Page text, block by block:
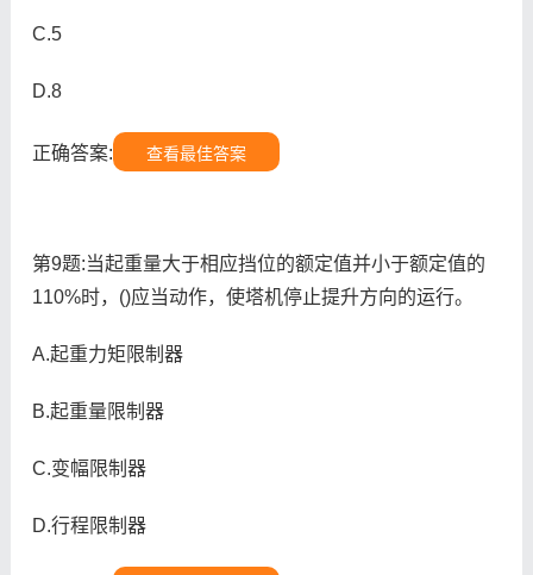
C.5
D.8
正确答案: 查看最佳答案
第9题:当起重量大于相应挡位的额定值并小于额定值的
110%时，()应当动作，使塔机停止提升方向的运行。
A.起重力矩限制器
B.起重量限制器
C.变幅限制器
D.行程限制器